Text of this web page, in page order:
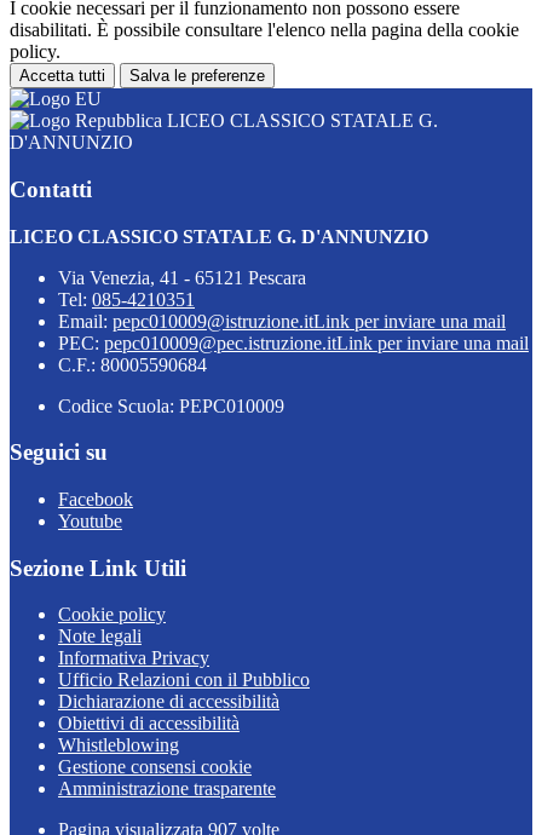
I cookie necessari per il funzionamento non possono essere
disabilitati. È possibile consultare l'elenco nella pagina della cookie
policy.
Accetta tutti Salva le preferenze
LICEO CLASSICO STATALE G.
D'ANNUNZIO
Contatti
LICEO CLASSICO STATALE G. D'ANNUNZIO
Via Venezia, 41 - 65121 Pescara
Tel: 085-4210351
Email: pepc010009@istruzione.itLink per inviare una mail
PEC: pepc010009@pec.istruzione.itLink per inviare una mail
C.F.: 80005590684
Codice Scuola: PEPC010009
Seguici su
Facebook
Youtube
Sezione Link Utili
Cookie policy
Note legali
Informativa Privacy
Ufficio Relazioni con il Pubblico
Dichiarazione di accessibilità
Obiettivi di accessibilità
Whistleblowing
Gestione consensi cookie
Amministrazione trasparente
Pagina visualizzata 907 volte